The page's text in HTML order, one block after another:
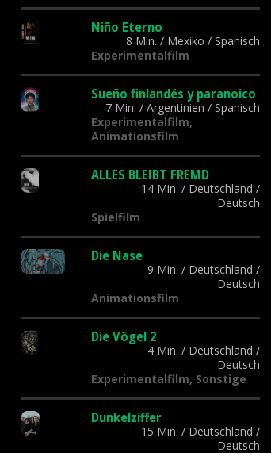
Niño Eterno
8 Min. / Mexiko / Spanisch
Experimentalfilm
Sueño finlandés y paranoico
7 Min. / Argentinien / Spanisch
Experimentalfilm,
Animationsfilm
ALLES BLEIBT FREMD
14 Min. / Deutschland /
Deutsch
Spielfilm
Die Nase
9 Min. / Deutschland /
Deutsch
Animationsfilm
Die Vögel 2
4 Min. / Deutschland /
Deutsch
Experimentalfilm, Sonstige
Dunkelziffer
15 Min. / Deutschland /
Deutsch